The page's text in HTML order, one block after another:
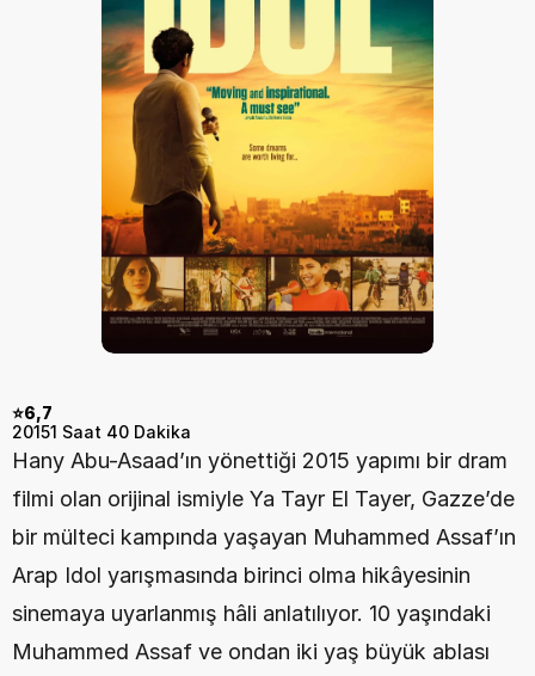
⭐6,7
20151 Saat 40 Dakika
Hany Abu-Asaad’ın yönettiği 2015 yapımı bir dram
filmi olan orijinal ismiyle Ya Tayr El Tayer, Gazze’de
bir mülteci kampında yaşayan Muhammed Assaf’ın
Arap Idol yarışmasında birinci olma hikâyesinin
sinemaya uyarlanmış hâli anlatılıyor. 10 yaşındaki
Muhammed Assaf ve ondan iki yaş büyük ablası